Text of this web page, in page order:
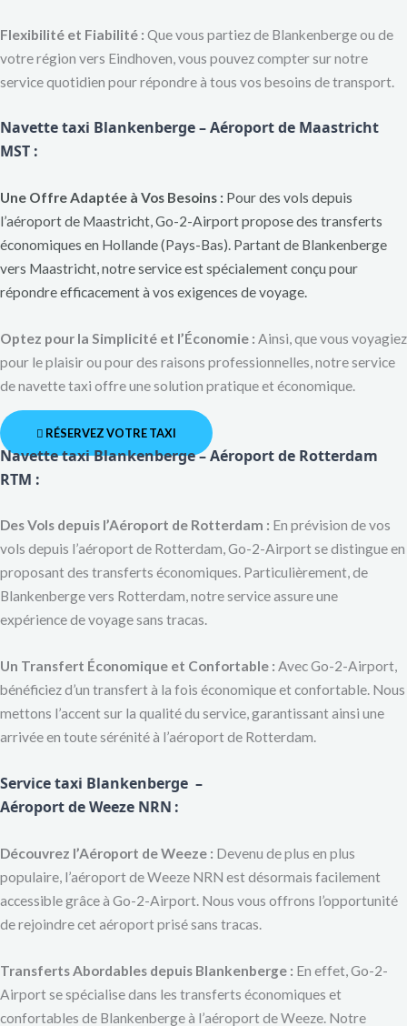
Flexibilité et Fiabilité : Que vous partiez de Blankenberge ou de
votre région vers Eindhoven, vous pouvez compter sur notre
service quotidien pour répondre à tous vos besoins de transport.
Navette taxi Blankenberge – Aéroport de Maastricht
MST :
Une Offre Adaptée à Vos Besoins : Pour des vols depuis
l’aéroport de Maastricht, Go-2-Airport propose des transferts
économiques en Hollande (Pays-Bas). Partant de Blankenberge
vers Maastricht, notre service est spécialement conçu pour
répondre efficacement à vos exigences de voyage.
Optez pour la Simplicité et l’Économie : Ainsi, que vous voyagiez
pour le plaisir ou pour des raisons professionnelles, notre service
de navette taxi offre une solution pratique et économique.
RÉSERVEZ VOTRE TAXI
Navette taxi Blankenberge – Aéroport de Rotterdam
RTM :
Des Vols depuis l’Aéroport de Rotterdam : En prévision de vos
vols depuis l’aéroport de Rotterdam, Go-2-Airport se distingue en
proposant des transferts économiques. Particulièrement, de
Blankenberge vers Rotterdam, notre service assure une
expérience de voyage sans tracas.
Un Transfert Économique et Confortable : Avec Go-2-Airport,
bénéficiez d’un transfert à la fois économique et confortable. Nous
mettons l’accent sur la qualité du service, garantissant ainsi une
arrivée en toute sérénité à l’aéroport de Rotterdam.
Service taxi Blankenberge –
Aéroport de Weeze NRN :
Découvrez l’Aéroport de Weeze : Devenu de plus en plus
populaire, l’aéroport de Weeze NRN est désormais facilement
accessible grâce à Go-2-Airport. Nous vous offrons l’opportunité
de rejoindre cet aéroport prisé sans tracas.
Transferts Abordables depuis Blankenberge : En effet, Go-2-
Airport se spécialise dans les transferts économiques et
confortables de Blankenberge à l’aéroport de Weeze. Notre